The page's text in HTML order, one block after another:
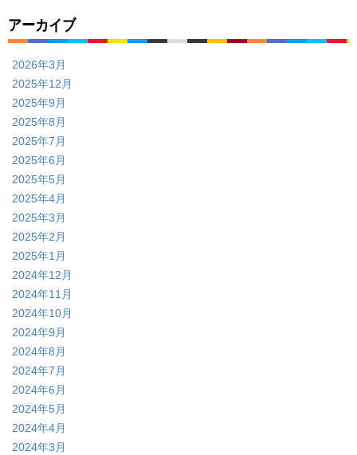
アーカイブ
2026年3月
2025年12月
2025年9月
2025年8月
2025年7月
2025年6月
2025年5月
2025年4月
2025年3月
2025年2月
2025年1月
2024年12月
2024年11月
2024年10月
2024年9月
2024年8月
2024年7月
2024年6月
2024年5月
2024年4月
2024年3月